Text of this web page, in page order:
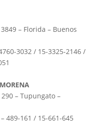
– Florida – Buenos
3032 / 15-3325-2146 /
– Tupungato –
489-161 / 15-661-645